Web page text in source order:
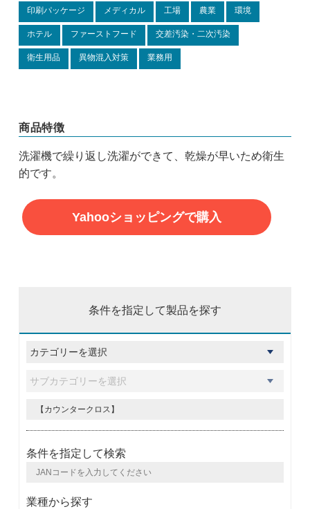
印刷パッケージ メディカル 工場 農業 環境
ホテル ファーストフード 交差汚染・二次汚染
衛生用品 異物混入対策 業務用
商品特徴
洗濯機で繰り返し洗濯ができて、乾燥が早いため衛生
的です。
Yahooショッピングで購入
条件を指定して製品を探す
条件を指定して検索
業種から探す